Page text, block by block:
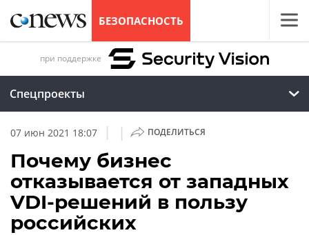
БЕЗОПАСНОСТЬ
при поддержке
Спецпроекты
07 июн 2021 18:07 | | ПОДЕЛИТЬСЯ
Почему бизнес
отказывается от западных
VDI-решений в пользу
российских